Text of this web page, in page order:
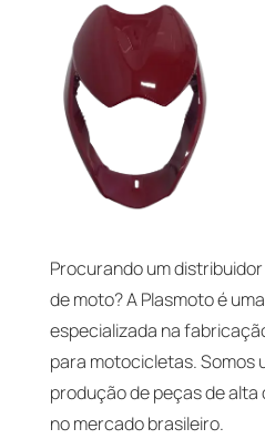
Procurando um
de moto? A Plasmoto é
especializada na
para motocicletas. Somos
produção de peças de
no mercado brasileiro.